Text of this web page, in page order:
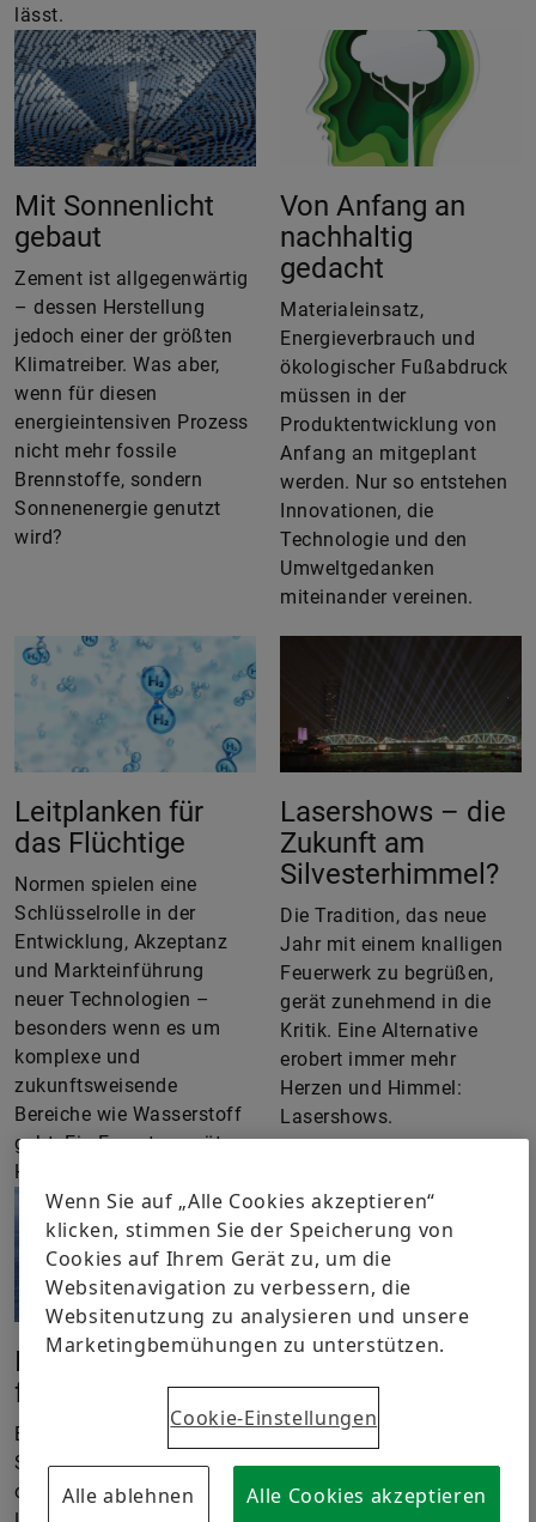
lässt.
Mit Sonnenlicht
gebaut
Zement ist allgegenwärtig
– dessen Herstellung
jedoch einer der größten
Klimatreiber. Was aber,
wenn für diesen
energieintensiven Prozess
nicht mehr fossile
Brennstoffe, sondern
Sonnenenergie genutzt
wird?
Von Anfang an
nachhaltig
gedacht
Materialeinsatz,
Energieverbrauch und
ökologischer Fußabdruck
müssen in der
Produktentwicklung von
Anfang an mitgeplant
werden. Nur so entstehen
Innovationen, die
Technologie und den
Umweltgedanken
miteinander vereinen.
Leitplanken für
das Flüchtige
Normen spielen eine
Schlüsselrolle in der
Entwicklung, Akzeptanz
und Markteinführung
neuer Technologien –
besonders wenn es um
komplexe und
zukunftsweisende
Bereiche wie Wasserstoff
geht. Ein Experte verrät
Hintergründe.
Lasershows – die
Zukunft am
Silvesterhimmel?
Die Tradition, das neue
Jahr mit einem knalligen
Feuerwerk zu begrüßen,
gerät zunehmend in die
Kritik. Eine Alternative
erobert immer mehr
Herzen und Himmel:
Lasershows.
Innovationsboost
für grüne Energien
Es muss nicht immer das
Solarmodul auf dem Dach
oder das Windrad in der
Keine
Energiewende
ohne
Molekülwende
Warum kann eine
Wenn Sie auf „Alle Cookies akzeptieren“
klicken, stimmen Sie der Speicherung von
Cookies auf Ihrem Gerät zu, um die
Websitenavigation zu verbessern, die
Websitenutzung zu analysieren und unsere
Marketingbemühungen zu unterstützen.
Cookie-Einstellungen
Alle ablehnen Alle Cookies akzeptieren